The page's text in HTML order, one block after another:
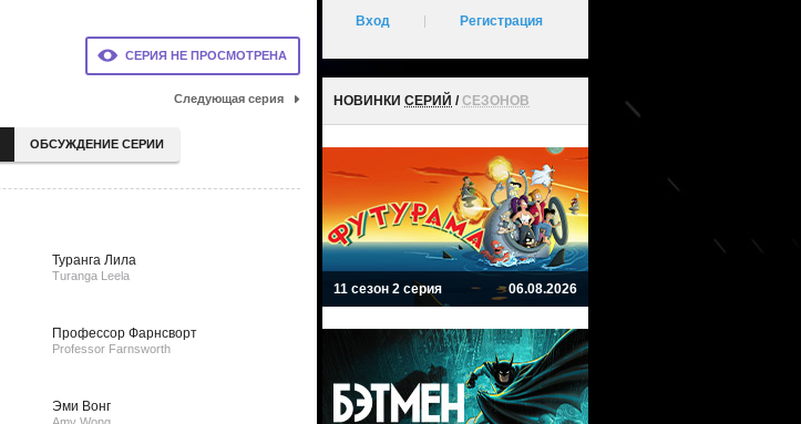
СЕРИЯ НЕ ПРОСМОТРЕНА
Следующая серия
ОБСУЖДЕНИЕ СЕРИИ
Туранга Лила
Turanga Leela
Профессор Фарнсворт
Professor Farnsworth
Эми Вонг
Вход Регистрация
НОВИНКИ СЕРИЙ /СЕЗОНОВ
11 сезон 2 серия 06.08.2026